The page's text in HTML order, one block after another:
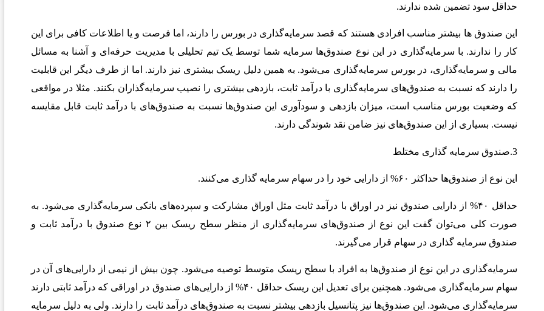
حداقل سود تضمین شده ندارند.
این صندوق ها بیشتر مناسب افرادی هستند که قصد سرمایه‌گذاری در بورس را دارند، اما فرصت و یا اطلاعات کافی برای این
کار را ندارند. با سرمایه‌گذاری در این نوع صندوق‌ها سرمایه شما توسط یک تیم تحلیلی با مدیریت حرفه‌ای و آشنا به مسائل
مالی و سرمایه‌گذاری، در بورس سرمایه‌گذاری می‌شود. به همین دلیل ریسک بیشتری نیز دارند. اما از طرف دیگر این قابلیت
را دارند که نسبت به صندوق‎‌های سرمایه‌گذاری با درآمد ثابت، بازدهی بیشتری را نصیب سرمایه‌گذاران بکنند. مثلا در مواقعی
که وضعیت بورس مناسب است، میزان بازدهی و سودآوری این صندوق‌ها نسبت به صندوق‌های با درآمد ثابت قابل مقایسه
نیست. بسیاری از این صندوق‌های نیز ضامن نقد شوندگی دارند.
3.صندوق سرمایه گذاری مختلط
این نوع از صندوق‌ها حداکثر ۶۰% از دارایی خود را در سهام سرمایه گذاری می‌کنند.
حداقل ۴۰% از دارایی صندوق نیز در اوراق با درآمد ثابت مثل اوراق مشارکت و سپرده‌های بانکی سرمایه‌گذاری می‌شود. به
صورت کلی می‌توان گفت این نوع از صندوق‌های سرمایه‌گذاری از منظر سطح ریسک بین ۲ نوع صندوق با درآمد ثابت و
صندوق سرمایه گذاری در سهام قرار می‌گیرند.
سرمایه‌گذاری در این نوع از صندوق‌ها به افراد با سطح ریسک متوسط توصیه می‌شود. چون بیش از نیمی از دارایی‌های آن در
سهام سرمایه‌گذاری می‌شود. همچنین برای تعدیل این ریسک حداقل ۴۰% از دارایی‌های صندوق در اوراقی که درآمد ثابتی دارند
سرمایه‌گذاری می‌شود. این صندوق‌ها نیز پتانسیل بازدهی بیشتر نسبت به صندوق‌های درآمد ثابت را دارند. ولی به دلیل سرمایه